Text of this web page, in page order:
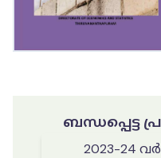
ബന്ധപ്പെട്ട
2023-24